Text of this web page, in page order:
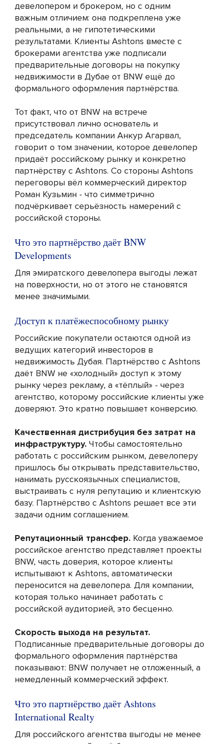
девелопером и брокером, но с одним
важным отличием: она подкреплена уже
реальными, а не гипотетическими
результатами. Клиенты Ashtons вместе с
брокерами агентства уже подписали
предварительные договоры на покупку
недвижимости в Дубае от BNW ещё до
формального оформления партнёрства.
Тот факт, что от BNW на встрече
присутствовал лично основатель и
председатель компании Анкур Агарвал,
говорит о том значении, которое девелопер
придаёт российскому рынку и конкретно
партнёрству с Ashtons. Со стороны Ashtons
переговоры вёл коммерческий директор
Роман Кузьмин - что симметрично
подчёркивает серьёзность намерений с
российской стороны.
Что это партнёрство даёт BNW
Developments
Для эмиратского девелопера выгоды лежат
на поверхности, но от этого не становятся
менее значимыми.
Доступ к платёжеспособному рынку
Российские покупатели остаются одной из
ведущих категорий инвесторов в
недвижимость Дубая. Партнёрство с Ashtons
даёт BNW не «холодный» доступ к этому
рынку через рекламу, а «тёплый» - через
агентство, которому российские клиенты уже
доверяют. Это кратно повышает конверсию.
Качественная дистрибуция без затрат на
инфраструктуру. Чтобы самостоятельно
работать с российским рынком, девелоперу
пришлось бы открывать представительство,
нанимать русскоязычных специалистов,
выстраивать с нуля репутацию и клиентскую
базу. Партнёрство с Ashtons решает все эти
задачи одним соглашением.
Репутационный трансфер. Когда уважаемое
российское агентство представляет проекты
BNW, часть доверия, которое клиенты
испытывают к Ashtons, автоматически
переносится на девелопера. Для компании,
которая только начинает работать с
российской аудиторией, это бесценно.
Скорость выхода на результат.
Подписанные предварительные договоры до
формального оформления партнёрства
показывают: BNW получает не отложенный, а
немедленный коммерческий эффект.
Что это партнёрство даёт Ashtons
International Realty
Для российского агентства выгоды не менее